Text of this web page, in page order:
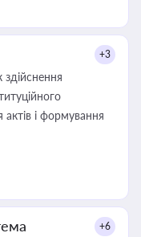
+3
і формування
+6